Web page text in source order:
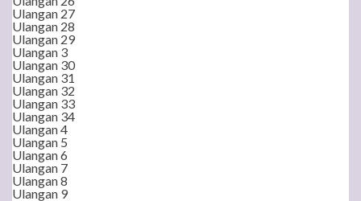
Ulangan 27
Ulangan 28
Ulangan 29
Ulangan 3
Ulangan 30
Ulangan 31
Ulangan 32
Ulangan 33
Ulangan 34
Ulangan 4
Ulangan 5
Ulangan 6
Ulangan 7
Ulangan 8
Ulangan 9